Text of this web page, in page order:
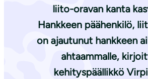
liito-oravan kanta
Hankkeen päähenkilö,
on ajautunut hankkeen
ahtaammalle,
kehityspäällikkö